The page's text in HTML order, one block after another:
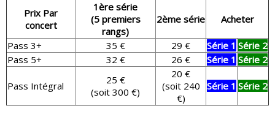
Prix Par
concert
1ère série
(5 premiers
rangs)
2ème série Acheter
Pass 3+ 35 € 29 € Série 1 Série 2
Pass 5+
32 € 26 € Série 1 Série 2
Pass Intégral
25 €
(soit 300 €)
20 €
(soit 240
€)
Série 1 Série 2